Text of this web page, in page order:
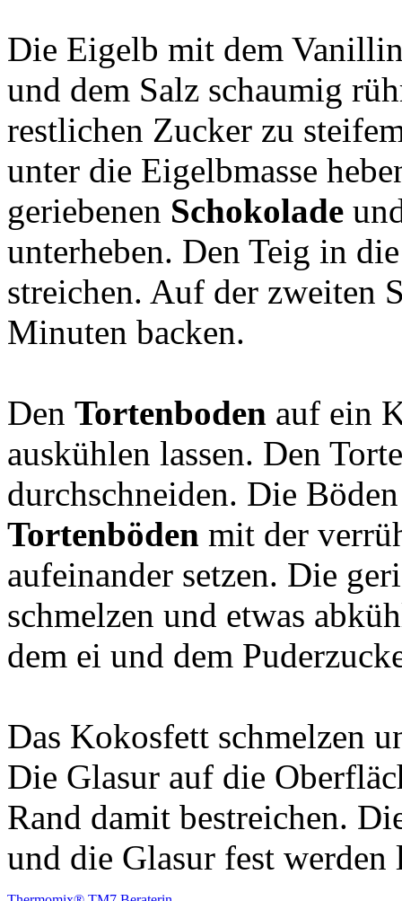
Die Eigelb mit dem
und dem Salz schaumig
restlichen Zucker zu
unter die Eigelbmasse
geriebenen Schokolade
unterheben. Den Teig in
streichen. Auf der zweiten
Minuten backen.
Den Tortenboden auf ein
auskühlen lassen. Den
durchschneiden. Die
Tortenböden mit der
aufeinander setzen. Die
schmelzen und etwas
dem ei und dem
Das Kokosfett schmelzen
Die Glasur auf die
Rand damit bestreichen.
und die Glasur fest werden